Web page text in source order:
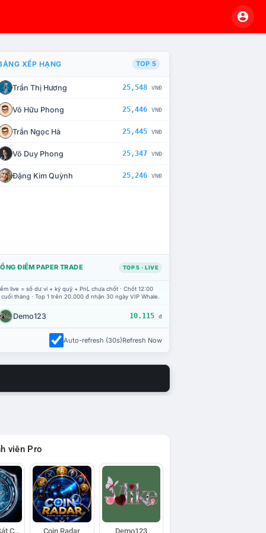
CHẾ TÀI XỬ LÝ VI PHẠM
XẾP HẠNG TOP 5
Trần Thị Hương 25,548 VNĐ
Võ Hữu Phong 25,446 VNĐ
Trần Ngọc Hà 25,445 VNĐ
Võ Duy Phong 25,347 VNĐ
Đặng Kim Quỳnh 25,246 VNĐ
ĐIỂM PAPER TRADE TOP 5 · LIVE
live = số dư ví + ký quỹ + PnL chưa chốt · Chốt 12:00
tháng · Top 1 trên 20.000 đ nhận 30 ngày VIP Whale.
Demo123 10.115 đ
Auto-refresh (30s)Refresh Now
viên Pro
Đội Trinh Sát Cá Voi Coin Radar Demo123